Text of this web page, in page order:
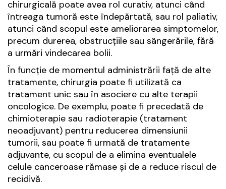
chirurgicală poate avea rol curativ, atunci când
întreaga tumoră este îndepărtată, sau rol paliativ,
atunci când scopul este ameliorarea simptomelor,
precum durerea, obstrucțiile sau sângerările, fără
a urmări vindecarea bolii.
În funcție de momentul administrării față de alte
tratamente, chirurgia poate fi utilizată ca
tratament unic sau în asociere cu alte terapii
oncologice. De exemplu, poate fi precedată de
chimioterapie sau radioterapie (tratament
neoadjuvant) pentru reducerea dimensiunii
tumorii, sau poate fi urmată de tratamente
adjuvante, cu scopul de a elimina eventualele
celule canceroase rămase și de a reduce riscul de
recidivă.